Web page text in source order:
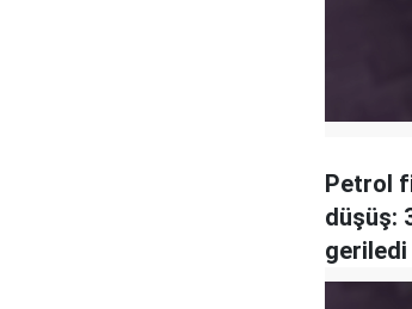
Petrol
düşüş:
geriledi